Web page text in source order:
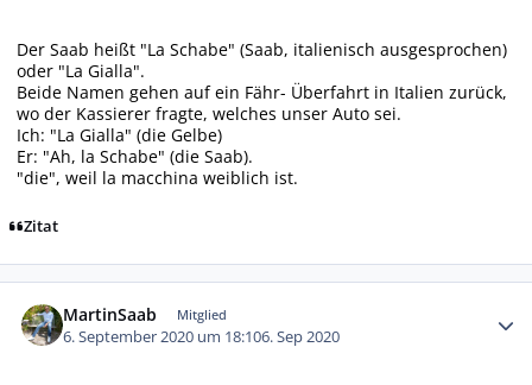
Der Saab heißt "La Schabe" (Saab, italienisch ausgesprochen)
oder "La Gialla".
Beide Namen gehen auf ein Fähr- Überfahrt in Italien zurück,
wo der Kassierer fragte, welches unser Auto sei.
Ich: "La Gialla" (die Gelbe)
Er: "Ah, la Schabe" (die Saab).
"die", weil la macchina weiblich ist.
Zitat
MartinSaab Mitglied
6. September 2020 um 18:106. Sep 2020